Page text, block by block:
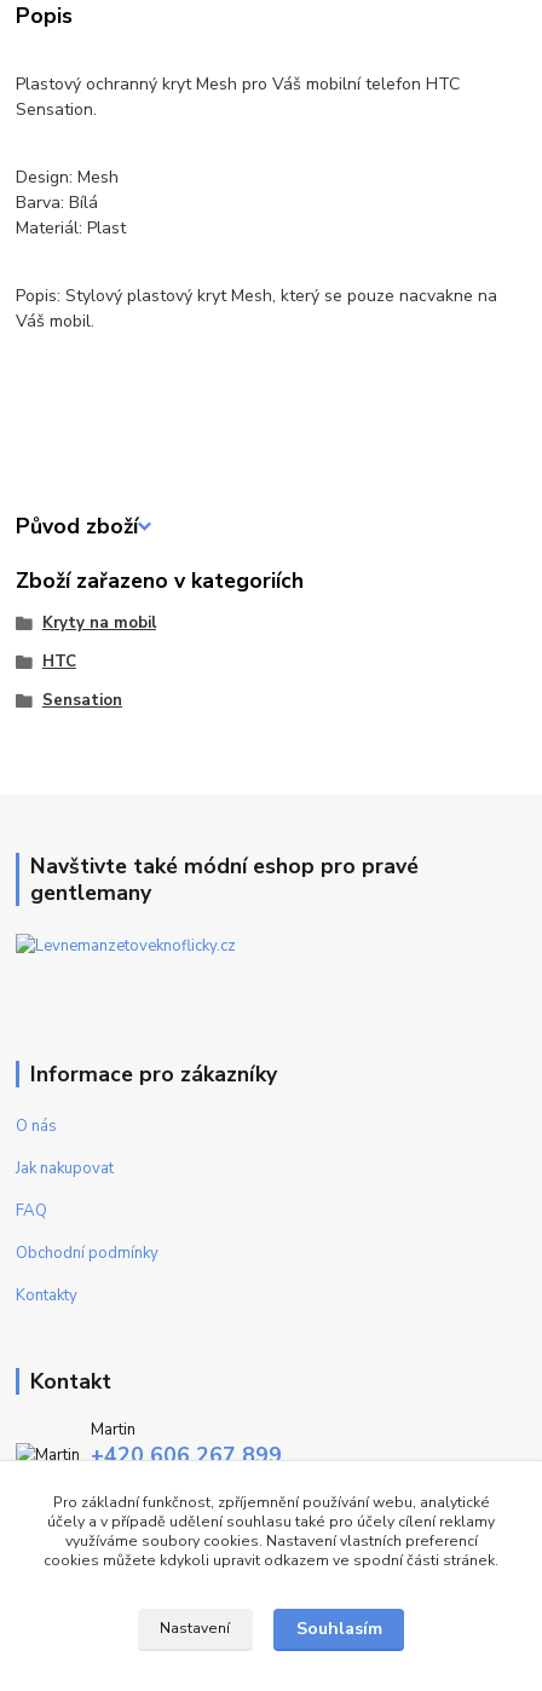
Popis
Plastový ochranný kryt Mesh pro Váš mobilní telefon HTC
Sensation.
Design: Mesh
Barva: Bílá
Materiál: Plast
Popis: Stylový plastový kryt Mesh, který se pouze nacvakne na
Váš mobil.
Původ zboží
Zboží zařazeno v kategoriích
Kryty na mobil
HTC
Sensation
Navštivte také módní eshop pro pravé
gentlemany
Informace pro zákazníky
O nás
Jak nakupovat
FAQ
Obchodní podmínky
Kontakty
Kontakt
Martin
+420 606 267 899
info@fashiontrend.cz
Pro základní funkčnost, zpříjemnění používání webu, analytické
účely a v případě udělení souhlasu také pro účely cílení reklamy
využíváme soubory cookies. Nastavení vlastních preferencí
cookies můžete kdykoli upravit odkazem ve spodní části stránek.
Nastavení Souhlasím